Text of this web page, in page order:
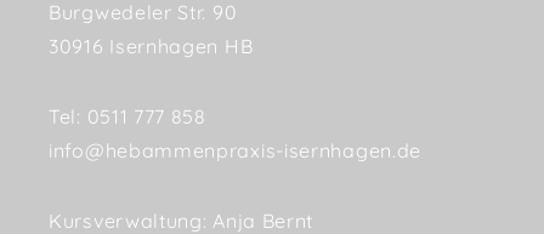
Burgwedeler Str. 90
30916 Isernhagen HB
Tel: 0511 777 858
info@hebammenpraxis-isernhagen.de
Kursverwaltung: Anja Bernt